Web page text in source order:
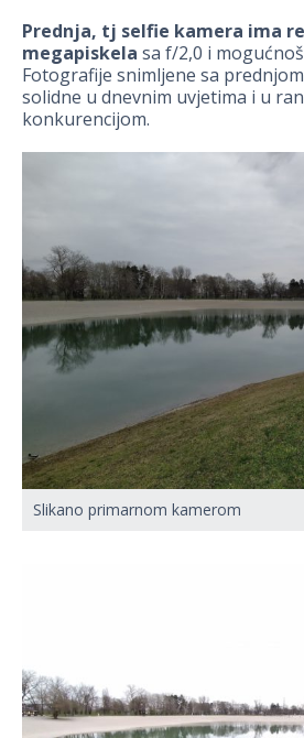
Prednja, tj selfie kamera ima
megapiskela sa f/2,0 i
Fotografije snimljene sa
solidne u dnevnim uvjetima i u
konkurencijom.
Slikano primarnom kamerom